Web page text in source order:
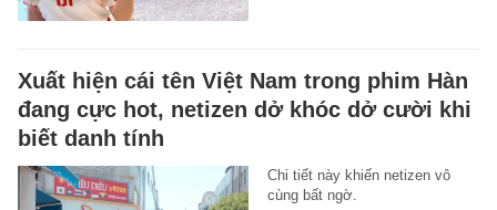
Xuất hiện cái tên Việt Nam trong phim Hàn
đang cực hot, netizen dở khóc dở cười khi
biết danh tính
Chi tiết này khiến netizen vô
cùng bất ngờ.